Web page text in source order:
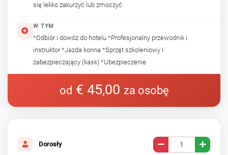
się lekko zakurzyć lub zmoczyć
W TYM
*Odbiór i dowóz do hotelu *Profesjonalny przewodnik i
instruktor *Jazda konna *Sprzęt szkoleniowy i
zabezpieczający (kask) *Ubezpieczenie
od € 45,00 za osobę
Dorosły